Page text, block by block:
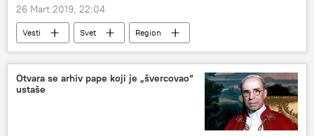
26 Mart 2019, 22:04
Vesti Svet Region
Otvara se arhiv pape koji je „švercovao“
ustaše